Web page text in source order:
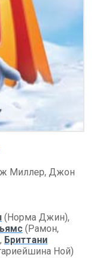
Миллер, Джон
(Норма Джин),
(Рамон,
Бриттани
Ной)